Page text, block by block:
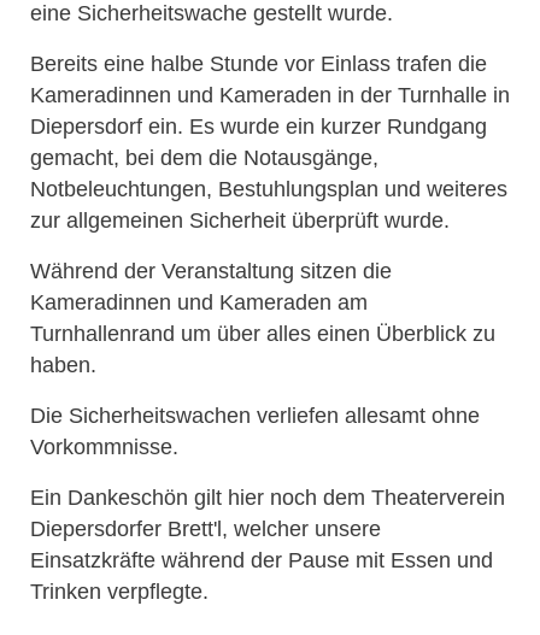
eine Sicherheitswache gestellt wurde.
Bereits eine halbe Stunde vor Einlass trafen die
Kameradinnen und Kameraden in der Turnhalle in
Diepersdorf ein. Es wurde ein kurzer Rundgang
gemacht, bei dem die Notausgänge,
Notbeleuchtungen, Bestuhlungsplan und weiteres
zur allgemeinen Sicherheit überprüft wurde.
Während der Veranstaltung sitzen die
Kameradinnen und Kameraden am
Turnhallenrand um über alles einen Überblick zu
haben.
Die Sicherheitswachen verliefen allesamt ohne
Vorkommnisse.
Ein Dankeschön gilt hier noch dem Theaterverein
Diepersdorfer Brett'l, welcher unsere
Einsatzkräfte während der Pause mit Essen und
Trinken verpflegte.